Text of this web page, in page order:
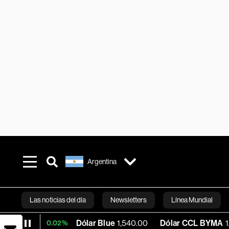
Argentina
Las noticias del día Newsletters Línea Mundial
Bloomberg
Dólar Blue 1,540.00 Dólar CCL BYMA 1,575.06